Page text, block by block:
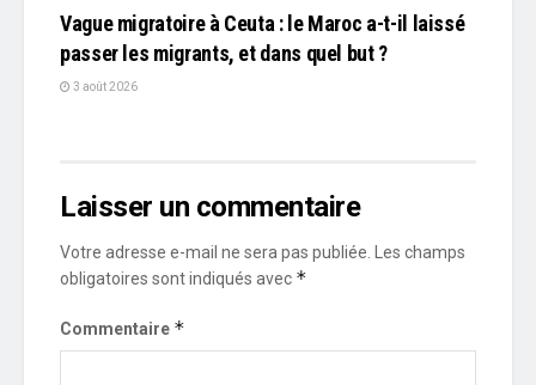
Vague migratoire à Ceuta : le Maroc a-t-il laissé
passer les migrants, et dans quel but ?
3 août 2026
Laisser un commentaire
Votre adresse e-mail ne sera pas publiée.
Les champs
obligatoires sont indiqués avec *
Commentaire *